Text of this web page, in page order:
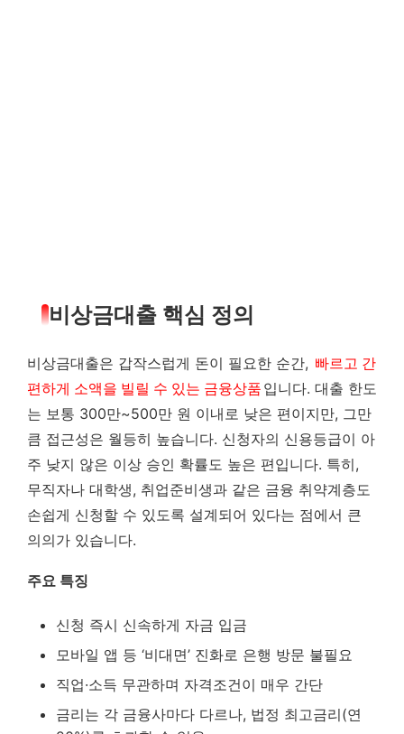
비상금대출 핵심 정의
비상금대출은 갑작스럽게 돈이 필요한 순간, 빠르고 간
편하게 소액을 빌릴 수 있는 금융상품 입니다. 대출 한도
는 보통 300만~500만 원 이내로 낮은 편이지만, 그만
큼 접근성은 월등히 높습니다. 신청자의 신용등급이 아
주 낮지 않은 이상 승인 확률도 높은 편입니다. 특히,
무직자나 대학생, 취업준비생과 같은 금융 취약계층도
손쉽게 신청할 수 있도록 설계되어 있다는 점에서 큰
의의가 있습니다.
주요 특징
신청 즉시 신속하게 자금 입금
모바일 앱 등 ‘비대면’ 진화로 은행 방문 불필요
직업·소득 무관하며 자격조건이 매우 간단
금리는 각 금융사마다 다르나, 법정 최고금리(연